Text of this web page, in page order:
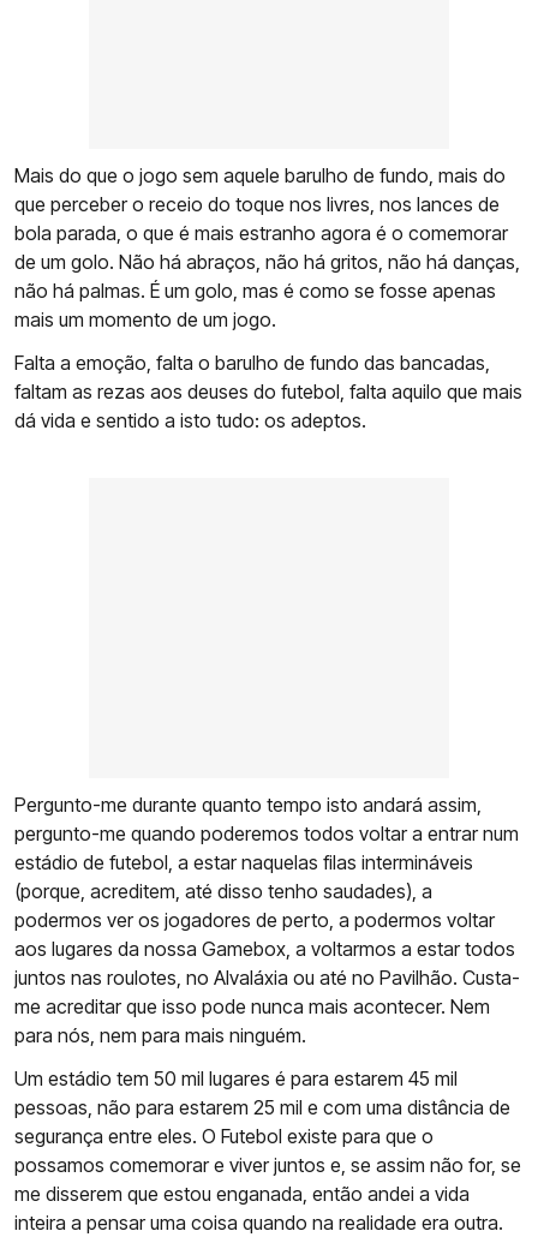
Mais do que o jogo sem aquele barulho de fundo, mais do
que perceber o receio do toque nos livres, nos lances de
bola parada, o que é mais estranho agora é o comemorar
de um golo. Não há abraços, não há gritos, não há danças,
não há palmas. É um golo, mas é como se fosse apenas
mais um momento de um jogo.
Falta a emoção, falta o barulho de fundo das bancadas,
faltam as rezas aos deuses do futebol, falta aquilo que mais
dá vida e sentido a isto tudo: os adeptos.
Pergunto-me durante quanto tempo isto andará assim,
pergunto-me quando poderemos todos voltar a entrar num
estádio de futebol, a estar naquelas filas intermináveis
(porque, acreditem, até disso tenho saudades), a
podermos ver os jogadores de perto, a podermos voltar
aos lugares da nossa Gamebox, a voltarmos a estar todos
juntos nas roulotes, no Alvaláxia ou até no Pavilhão. Custa-
me acreditar que isso pode nunca mais acontecer. Nem
para nós, nem para mais ninguém.
Um estádio tem 50 mil lugares é para estarem 45 mil
pessoas, não para estarem 25 mil e com uma distância de
segurança entre eles. O Futebol existe para que o
possamos comemorar e viver juntos e, se assim não for, se
me disserem que estou enganada, então andei a vida
inteira a pensar uma coisa quando na realidade era outra.